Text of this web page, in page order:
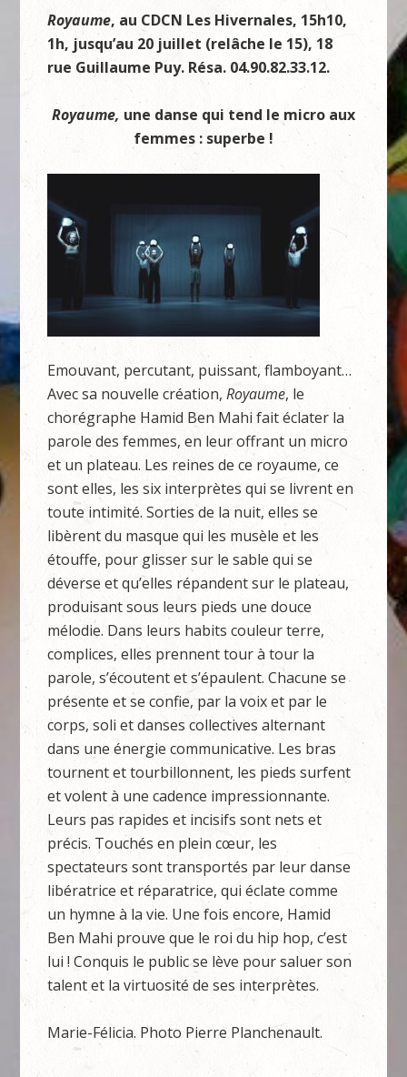
Royaume, au CDCN Les Hivernales, 15h10,
1h, jusqu’au 20 juillet (relâche le 15), 18
rue Guillaume Puy. Résa. 04.90.82.33.12.
Royaume, une danse qui tend le micro aux
femmes : superbe !
Emouvant, percutant, puissant, flamboyant…
Avec sa nouvelle création,Royaume, le
chorégraphe Hamid Ben Mahi fait éclater la
parole des femmes, en leur offrant un micro
et un plateau. Les reines de ce royaume, ce
sont elles, les six interprètes qui se livrent en
toute intimité. Sorties de la nuit, elles se
libèrent du masque qui les musèle et les
étouffe, pour glisser sur le sable qui se
déverse et qu’elles répandent sur le plateau,
produisant sous leurs pieds une douce
mélodie. Dans leurs habits couleur terre,
complices, elles prennent tour à tour la
parole, s’écoutent et s’épaulent. Chacune se
présente et se confie, par la voix et par le
corps, soli et danses collectives alternant
dans une énergie communicative. Les bras
tournent et tourbillonnent, les pieds surfent
et volent à une cadence impressionnante.
Leurs pas rapides et incisifs sont nets et
précis. Touchés en plein cœur, les
spectateurs sont transportés par leur danse
libératrice et réparatrice, qui éclate comme
un hymne à la vie. Une fois encore, Hamid
Ben Mahi prouve que le roi du hip hop, c’est
lui ! Conquis le public se lève pour saluer son
talent et la virtuosité de ses interprètes.
Marie-Félicia. Photo Pierre Planchenault.